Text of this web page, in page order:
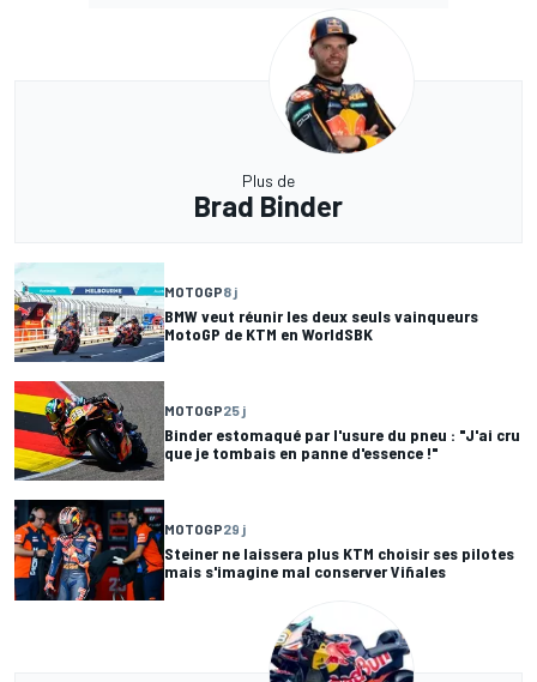
Plus de
Brad Binder
MOTOGP8 j
BMW veut réunir les deux seuls vainqueurs
MotoGP de KTM en WorldSBK
MOTOGP25 j
Binder estomaqué par l'usure du pneu : "J'ai cru
que je tombais en panne d'essence !"
MOTOGP29 j
Steiner ne laissera plus KTM choisir ses pilotes
mais s'imagine mal conserver Viñales